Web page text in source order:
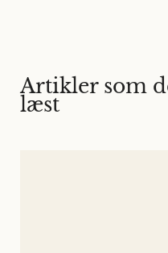
Artikler som
læst